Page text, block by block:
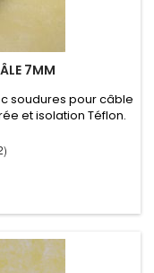
7MM
soudures pour câble
et isolation Téflon.